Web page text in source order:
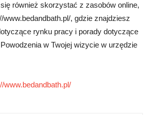
również skorzystać z zasobów online,
, gdzie znajdziesz
rynku pracy i porady dotyczące
w Twojej wizycie w urzędzie
www.bedandbath.pl/